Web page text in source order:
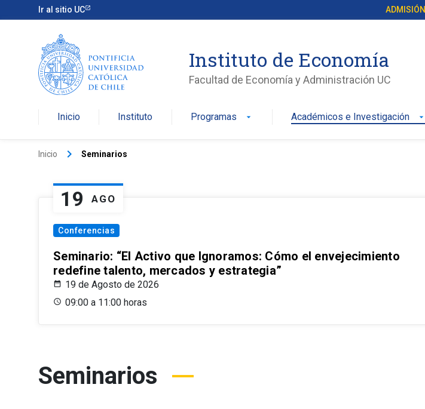
Ir al sitio UC ADMISIÓN
Instituto de Economía
Facultad de Economía y Administración UC
Inicio Instituto Programas arrow_drop_down Académicos e Investigación arrow_drop_down
Inicio keyboard_arrow_right Seminarios
19 AGO
Conferencias
Seminario: “El Activo que Ignoramos: Cómo el envejecimiento
redefine talento, mercados y estrategia”
19 de Agosto de 2026
09:00 a 11:00 horas
Seminarios